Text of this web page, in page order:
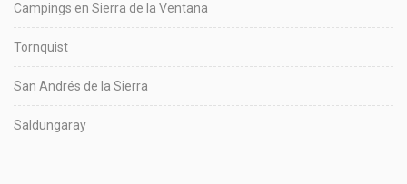
Campings en Sierra de la Ventana
Tornquist
San Andrés de la Sierra
Saldungaray